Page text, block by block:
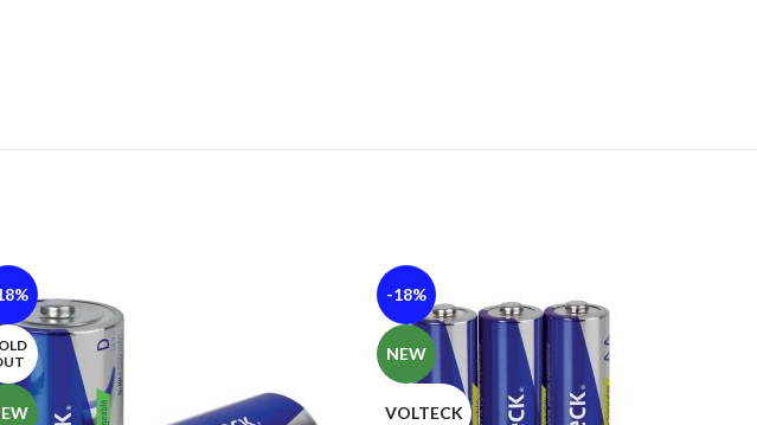
-18%
NEW
VOLTECK